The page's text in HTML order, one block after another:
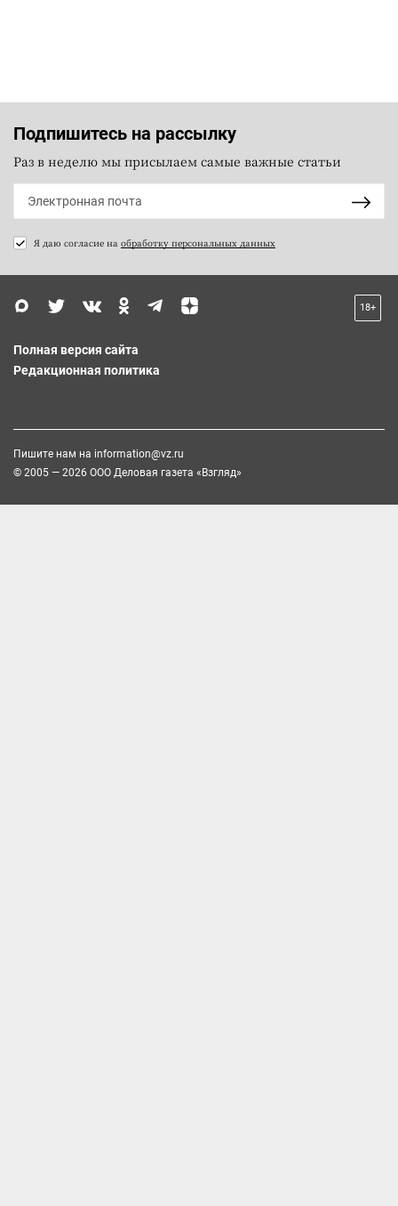
Подпишитесь на рассылку
Раз в неделю мы присылаем самые важные статьи
Я даю согласие на обработку персональных данных
18+
Полная версия сайта
Редакционная политика
Пишите нам на information@vz.ru
© 2005 — 2026 ООО Деловая газета «Взгляд»